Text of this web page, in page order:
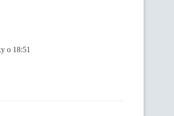
о 18:51